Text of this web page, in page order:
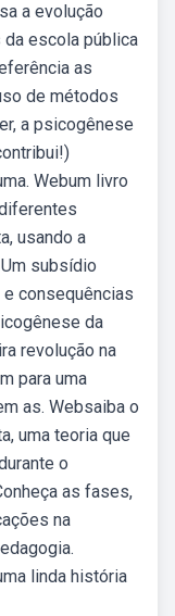
a evolução
escola pública
as
de métodos
a psicogênese
Webum livro
usando a
subsídio
consequências
da
revolução na
para uma
as. Websaiba o
uma teoria que
o
as fases,
na
linda história